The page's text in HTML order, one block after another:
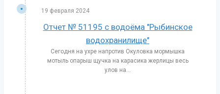
19 февраля 2024
Отчет № 51195 с водоёма "Рыбинское
водохранилище"
Сегодня на ухре напротив Окуловка мормышка
мотыль опарыш щучка на карасика жерлицы весь
улов на...